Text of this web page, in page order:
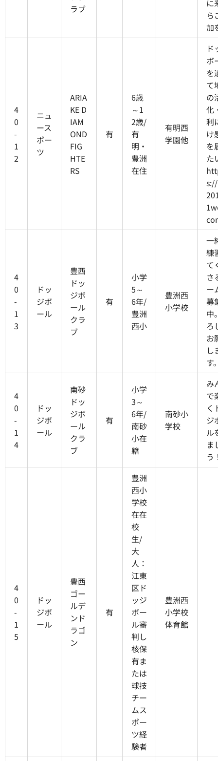
ラブ
に
ら
加
4
0
-
1
2
ニュ
ース
ポー
ツ
ARIA
KE D
IAM
OND
FIG
HTE
RS
有
6歳
～1
2歳/
有
明・
豊洲
在住
有明西
学園他
ド
ボ
を
て
の
化
利
け
を
た
4
0
-
1
3
ドッ
ジボ
ール
豊西
ドッ
ジボ
ール
クラ
ブ
有
小学
5～
6年/
豊洲
西小
豊洲西
小学校
一
練
て
さ
ー
募
中
ろ
お
し
す
4
0
-
1
4
ドッ
ジボ
ール
南砂
ドッ
ジボ
ール
クラ
ブ
有
小学
3～
6年/
南砂
小在
籍
南砂小
学校
み
で
く
ジ
ル
ま
う
4
0
-
1
5
ドッ
ジボ
ール
豊西
ゴー
ルデ
ンド
ラゴ
ン
有
豊洲
西小
学校
在在
校
生/
大
人：
江東
区ド
ッジ
ボー
ル審
判し
核保
有ま
たは
球技
チー
ムス
ポー
ツ経
験者
豊洲西
小学校
体育館